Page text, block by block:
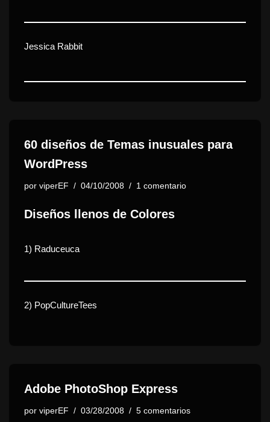
Jessica Rabbit
60 diseños de Temas inusuales para
WordPress
por viperEF 04/10/2008 1 comentario
Diseños llenos de Colores
1) Raduceuca
2) PopCultureTees
Adobe PhotoShop Express
por viperEF 03/28/2008 5 comentarios